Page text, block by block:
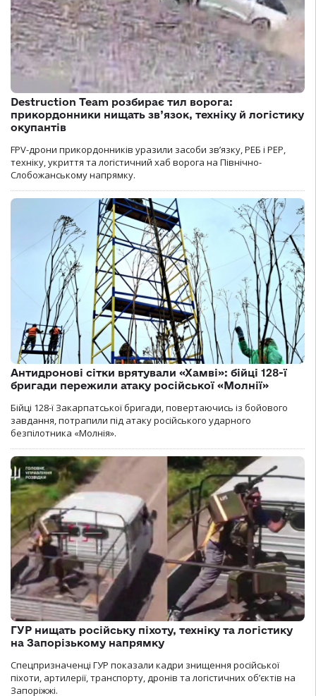
Destruction Team розбирає тил ворога:
прикордонники нищать зв’язок, техніку й логістику
окупантів
FPV-дрони прикордонників уразили засоби зв’язку, РЕБ і РЕР,
техніку, укриття та логістичний хаб ворога на Північно-
Слобожанському напрямку.
Антидронові сітки врятували «Хамві»: бійці 128-ї
бригади пережили атаку російської «Молнії»
Бійці 128-ї Закарпатської бригади, повертаючись із бойового
завдання, потрапили під атаку російського ударного
безпілотника «Молнія».
ГУР нищать російську піхоту, техніку та логістику
на Запорізькому напрямку
Спецпризначенці ГУР показали кадри знищення російської
піхоти, артилерії, транспорту, дронів та логістичних об’єктів на
Запоріжжі.